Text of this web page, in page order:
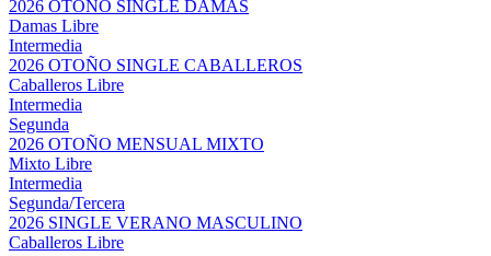
2026 OTOÑO SINGLE DAMAS
Damas Libre
Intermedia
2026 OTOÑO SINGLE CABALLEROS
Caballeros Libre
Intermedia
Segunda
2026 OTOÑO MENSUAL MIXTO
Mixto Libre
Intermedia
Segunda/Tercera
2026 SINGLE VERANO MASCULINO
Caballeros Libre